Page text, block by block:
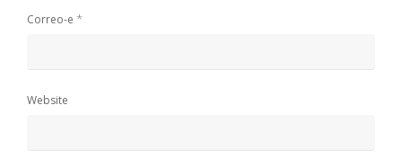
Correo-e *
Website